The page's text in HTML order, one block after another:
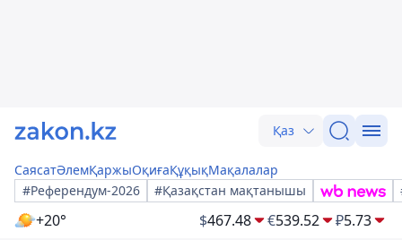
Қаз
СаясатӘлемҚаржыОқиғаҚұқықМақалалар
#Референдум-2026
#Қазақстан мақтанышы
+20° $467.48 €539.52 ₽5.73